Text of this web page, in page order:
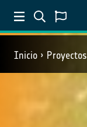
Inicio Proyectos